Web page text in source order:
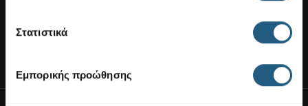
Στατιστικά
Εμπορικής προώθησης
ΣΥΝΔΕΘΕΙΤΕ ΣΤΟΝ ΛΟΓΑΡΙΑΣΜΟ ΣΑΣ